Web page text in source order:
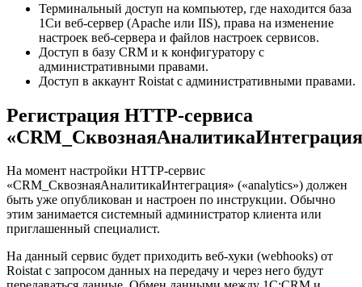
Терминальный доступ на компьютер, где находится база
1Си веб-сервер (Apache или IIS), права на изменение
настроек веб-сервера и файлов настроек сервисов.
Доступ в базу CRM и к конфигуратору с
административными правами.
Доступ в аккаунт Roistat с административными правами.
Регистрация HTTP-сервиса
На момент настройки HTTP-сервис
«CRM_СквознаяАналитикаИнтеграция» («analytics») должен
быть уже опубликован и настроен по инструкции. Обычно
этим занимается системный администратор клиента или
приглашенный специалист.
На данный сервис будет приходить веб-хуки (webhooks) от
Roistat с запросом данных на передачу и через него будут